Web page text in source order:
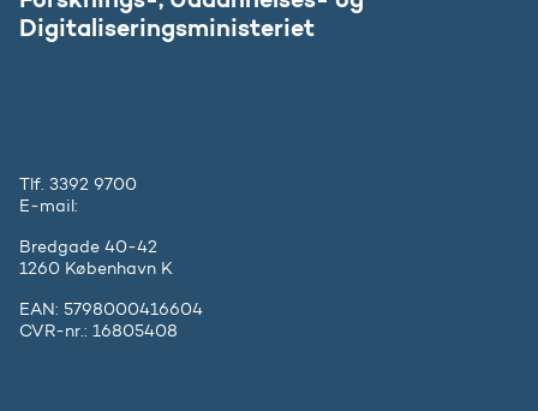
Digitaliseringsministeriet
Tlf. 3392 9700
E-mail:
Bredgade 40-42
1260 København K
EAN: 5798000416604
CVR-nr.: 16805408